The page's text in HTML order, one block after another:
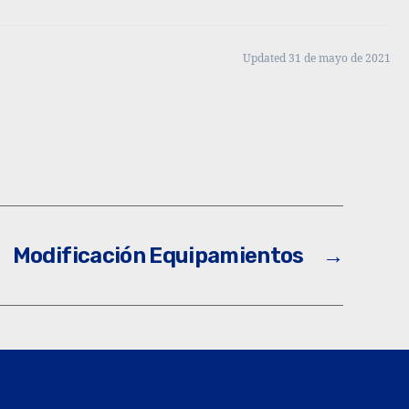
Updated 31 de mayo de 2021
→
Modificación Equipamientos